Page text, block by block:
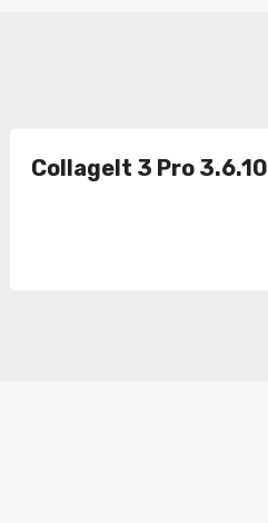
CollageIt 3 Pro 3.6.10